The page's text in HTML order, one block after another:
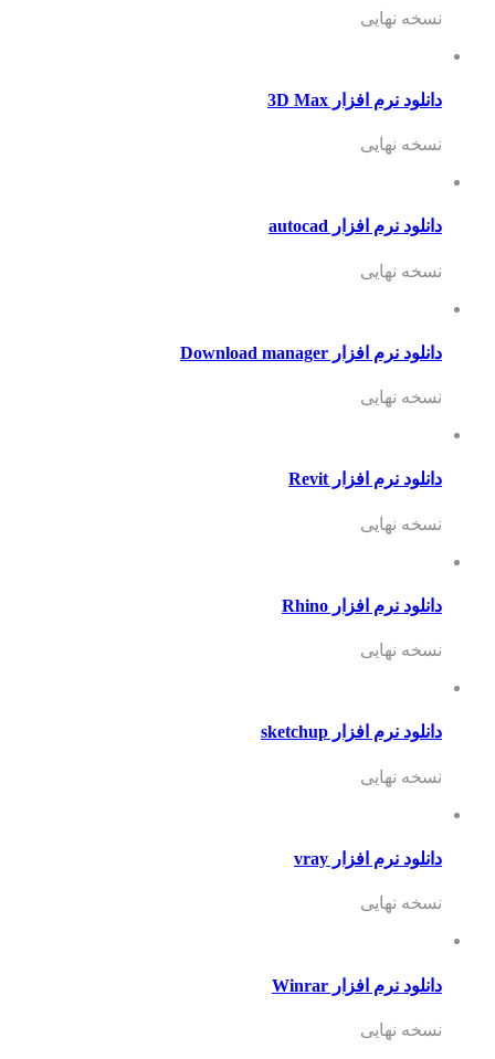
نسخه نهایی
دانلود نرم افزار 3D Max
نسخه نهایی
دانلود نرم افزار autocad
نسخه نهایی
دانلود نرم افزار Download manager
نسخه نهایی
دانلود نرم افزار Revit
نسخه نهایی
دانلود نرم افزار Rhino
نسخه نهایی
دانلود نرم افزار sketchup
نسخه نهایی
دانلود نرم افزار vray
نسخه نهایی
دانلود نرم افزار Winrar
نسخه نهایی